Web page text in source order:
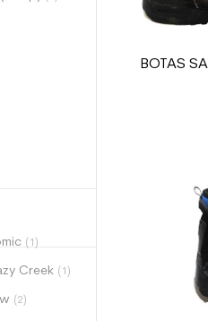
(1)
Creek (1)
(2)
BOTAS